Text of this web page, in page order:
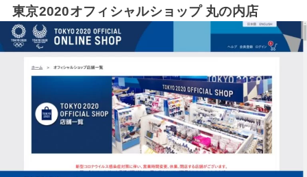
東京2020オフィシャルショップ 丸の内店